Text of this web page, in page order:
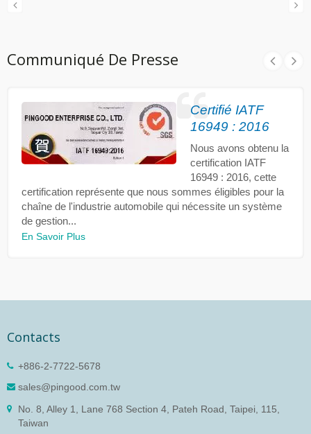
Communiqué De Presse
Certifié IATF
16949 : 2016
Nous avons obtenu la
certification IATF
16949 : 2016, cette
certification représente que nous sommes éligibles pour la
chaîne de l'industrie automobile qui nécessite un système
de gestion...
En Savoir Plus
Contacts
+886-2-7722-5678
sales@pingood.com.tw
No. 8, Alley 1, Lane 768 Section 4, Pateh Road, Taipei, 115,
Taiwan